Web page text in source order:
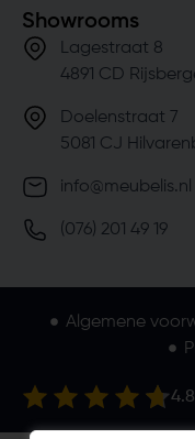
Showrooms
Lagestraat 8
4891 CD
Doelenstraat 7
5081 CJ
info@meubelis.nl
(076) 201 49 19
Algemene
4.8